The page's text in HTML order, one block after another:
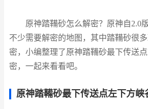
原神踏鞴砂怎么解密？原神自2.0
不少需要解密的地图，其中踏鞴砂很
密，小编整理了原神踏鞴砂最下传送
密，一起来看看吧。
原神踏鞴砂最下传送点左下方峡